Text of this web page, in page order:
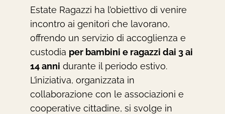
Estate Ragazzi ha l’obiettivo di venire
incontro ai genitori che lavorano,
offrendo un servizio di accoglienza e
custodia per bambini e ragazzi dai 3 ai
14 anni durante il periodo estivo.
L’iniziativa, organizzata in
collaborazione con le associazioni e
cooperative cittadine, si svolge in